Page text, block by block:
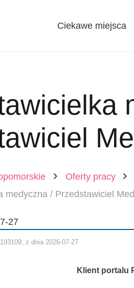
Ciekawe miejsca
Oferty pracy
medyczna / Przedstawiciel
27
z dnia 2026-07-27
Klient portalu